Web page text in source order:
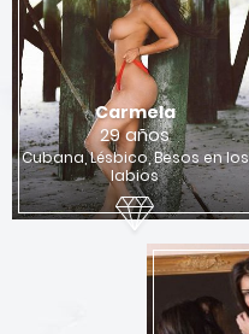
Carmela
29 años
Cubana, Lésbico, Besos en los
labios